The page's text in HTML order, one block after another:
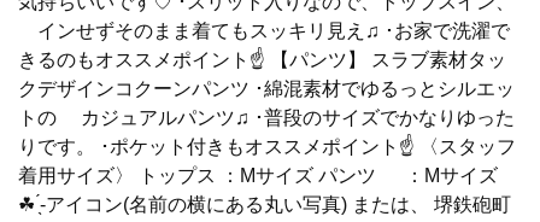
インせずそのまま着てもスッキリ見え♫ ･お家で洗濯で
きるのもオススメポイント☝ 【パンツ】 スラブ素材タッ
クデザインコクーンパンツ ･綿混素材でゆるっとシルエッ
トの カジュアルパンツ♫ ･普段のサイズでかなりゆった
りです。 ･ポケット付きもオススメポイント☝ 〈スタッフ
着用サイズ〉 トップス ：Mサイズ パンツ ：Mサイズ
☘ ̖́-アイコン(名前の横にある丸い写真) または、 堺鉄砲町